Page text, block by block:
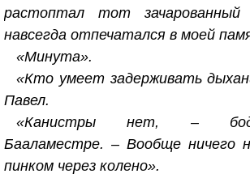
растоптал тот
навсегда отпечатался в моей
«Минута».
«Кто умеет задерживать
Павел.
«Канистры нет, –
Бааламестре. – Вообще ничего
пинком через колено».